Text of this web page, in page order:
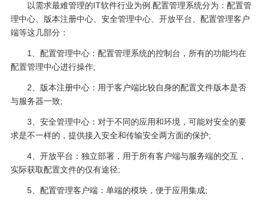
以需求最难管理的IT软件行业为例.配置管理系统分为：配置管
理中心、版本注册中心、安全管理中心、开放平台、配置管理客户
端等这几部分：
1、配置管理中心：配置管理系统的控制台，所有的功能均在
配置管理中心进行操作;
2、版本注册中心：用于客户端比较自身的配置文件版本是否
与服务器一致;
3、安全管理中心：对于不同的应用和环境，可能对安全的要
求是不一样的，提供接入安全和传输安全两方面的保护;
4、开放平台：独立部署，用于所有客户端与服务端的交互，
实际获取配置文件的仅有途径;
5、配置管理客户端：单端的模块，便于应用集成;